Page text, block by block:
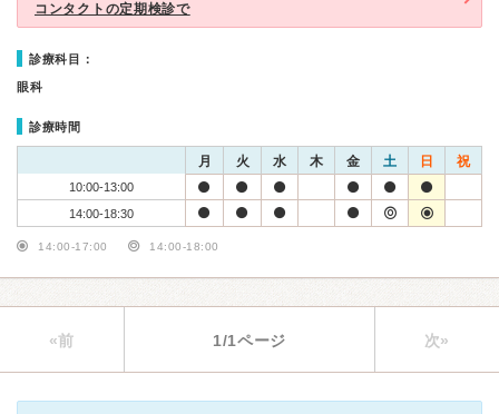
コンタクトの定期検診で
診療科目：
眼科
診療時間
月 火 水 木 金 土 日 祝
10:00-13:00
14:00-18:30
14:00-17:00 14:00-18:00
«前 1/1ページ 次»